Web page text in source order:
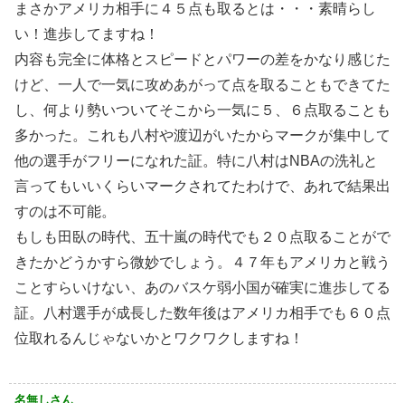
まさかアメリカ相手に４５点も取るとは・・・素晴らし
い！進歩してますね！
内容も完全に体格とスピードとパワーの差をかなり感じた
けど、一人で一気に攻めあがって点を取ることもできてた
し、何より勢いついてそこから一気に５、６点取ることも
多かった。これも八村や渡辺がいたからマークが集中して
他の選手がフリーになれた証。特に八村はNBAの洗礼と
言ってもいいくらいマークされてたわけで、あれで結果出
すのは不可能。
もしも田臥の時代、五十嵐の時代でも２０点取ることがで
きたかどうかすら微妙でしょう。４７年もアメリカと戦う
ことすらいけない、あのバスケ弱小国が確実に進歩してる
証。八村選手が成長した数年後はアメリカ相手でも６０点
位取れるんじゃないかとワクワクしますね！
名無しさん